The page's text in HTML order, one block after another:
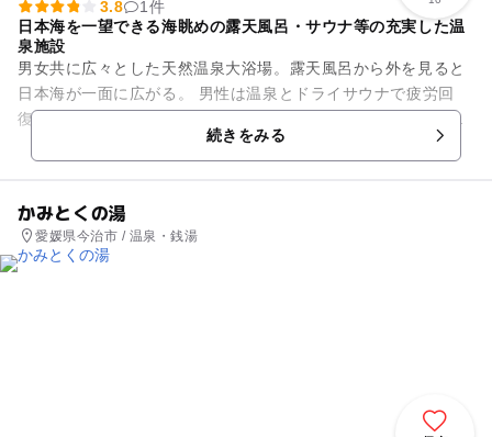
3.8
1件
日本海を一望できる海眺めの露天風呂・サウナ等の充実した温
泉施設
男女共に広々とした天然温泉大浴場。露天風呂から外を見ると
日本海が一面に広がる。 男性は温泉とドライサウナで疲労回
復。女性はミストサウナ・ナノバブルバスで美容に嬉しい。山
陰初の韓国式低温サウナ【...続きをみる
かみとくの湯
愛媛県今治市 / 温泉・銭湯